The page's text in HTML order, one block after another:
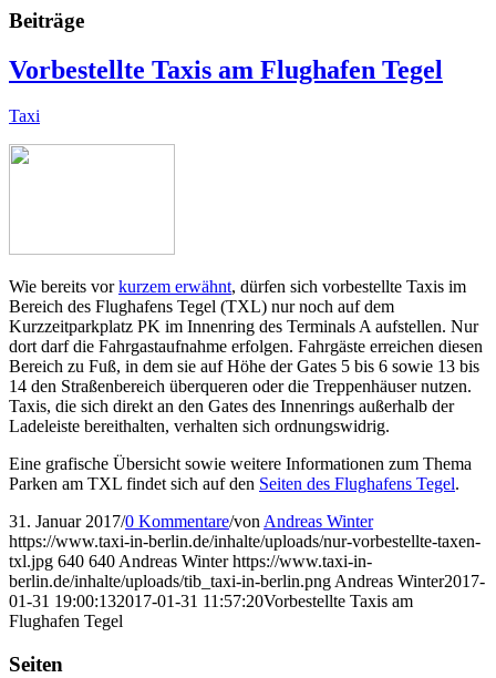
Beiträge
Vorbestellte Taxis am Flughafen Tegel
Taxi
Wie bereits vorkurzem erwähnt, dürfen sich vorbestellte Taxis im
Bereich des Flughafens Tegel (TXL) nur noch auf dem
Kurzzeitparkplatz PK im Innenring des Terminals A aufstellen. Nur
dort darf die Fahrgastaufnahme erfolgen. Fahrgäste erreichen diesen
Bereich zu Fuß, in dem sie auf Höhe der Gates 5 bis 6 sowie 13 bis
14 den Straßenbereich überqueren oder die Treppenhäuser nutzen.
Taxis, die sich direkt an den Gates des Innenrings außerhalb der
Ladeleiste bereithalten, verhalten sich ordnungswidrig.
Eine grafische Übersicht sowie weitere Informationen zum Thema
Parken am TXL findet sich auf den Seiten des Flughafens Tegel.
31. Januar 2017/0 Kommentare/vonAndreas Winter
https://www.taxi-in-berlin.de/inhalte/uploads/nur-vorbestellte-taxen-
txl.jpg 640 640Andreas Winter https://www.taxi-in-
berlin.de/inhalte/uploads/tib_taxi-in-berlin.pngAndreas Winter2017-
01-31 19:00:132017-01-31 11:57:20Vorbestellte Taxis am
Flughafen Tegel
Seiten